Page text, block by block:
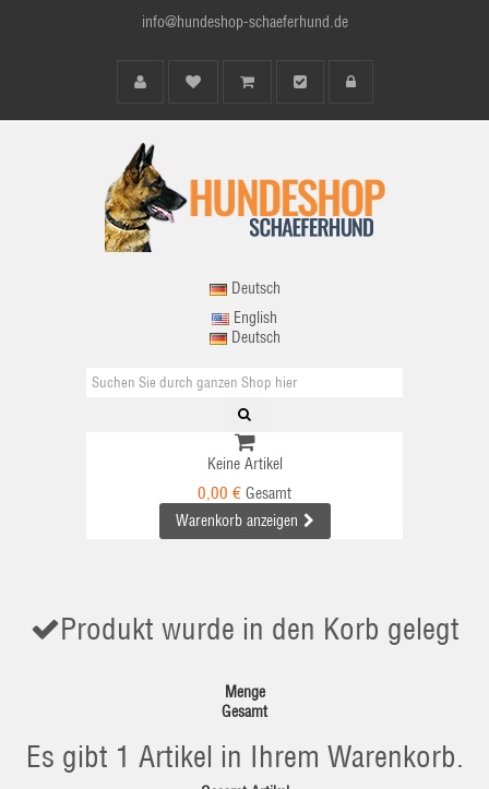
info@hundeshop-schaeferhund.de
Deutsch
English
Deutsch
Keine Artikel
0,00 € Gesamt
Warenkorb anzeigen
Produkt wurde in den Korb gelegt
Menge
Gesamt
Es gibt 1 Artikel in Ihrem Warenkorb.